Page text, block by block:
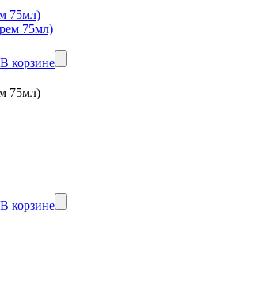
75мл)
В корзине
75мл)
В корзине